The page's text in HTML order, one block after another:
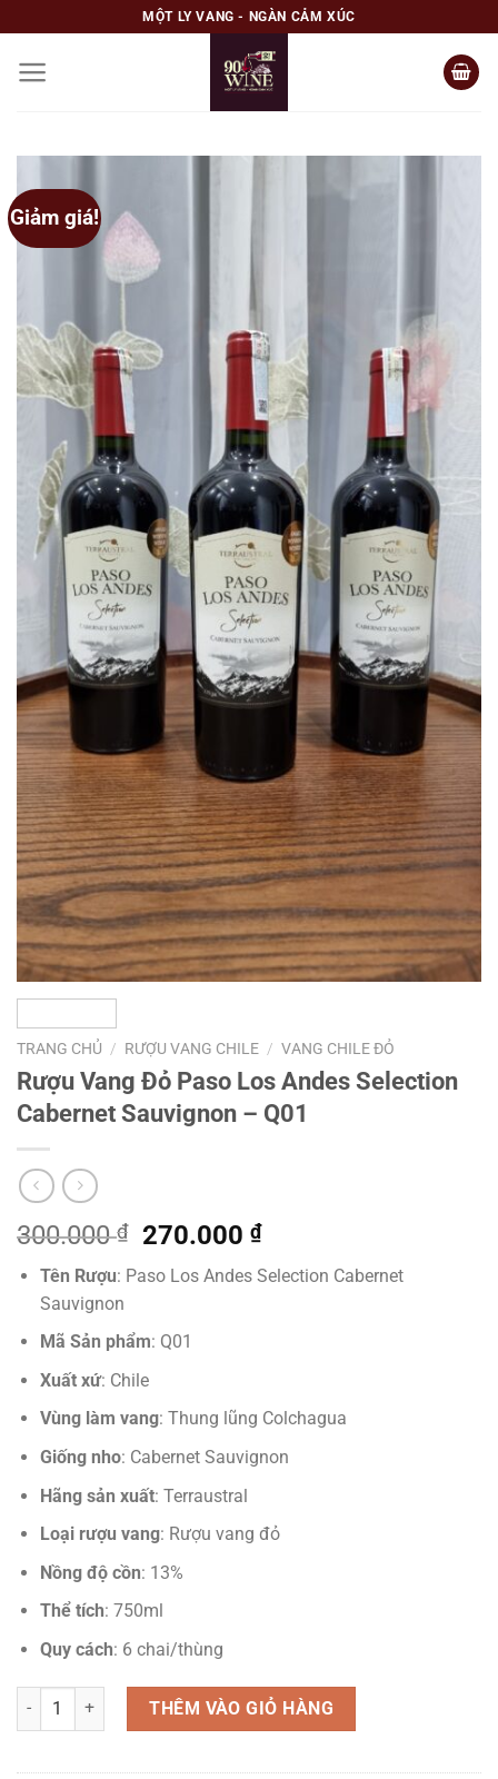
to
content
MỘT LY VANG - NGÀN CẢM XÚC
Giảm giá!
TRANG CHỦ / RƯỢU VANG CHILE / VANG CHILE ĐỎ
Rượu Vang Đỏ Paso Los Andes Selection
Cabernet Sauvignon – Q01
300.000₫
Giá
là:
270.000₫Giá
tại
Tên Rượu: Paso Los Andes Selection Cabernet
Sauvignon
Mã Sản phẩm: Q01
Xuất xứ: Chile
Vùng làm vang: Thung lũng Colchagua
Giống nho: Cabernet Sauvignon
Hãng sản xuất: Terraustral
Loại rượu vang: Rượu vang đỏ
Nồng độ cồn: 13%
Thể tích: 750ml
Quy cách: 6 chai/thùng
Rượu Vang Đỏ Paso Los Andes Selection Cabernet Sauvignon -
THÊM VÀO GIỎ HÀNG